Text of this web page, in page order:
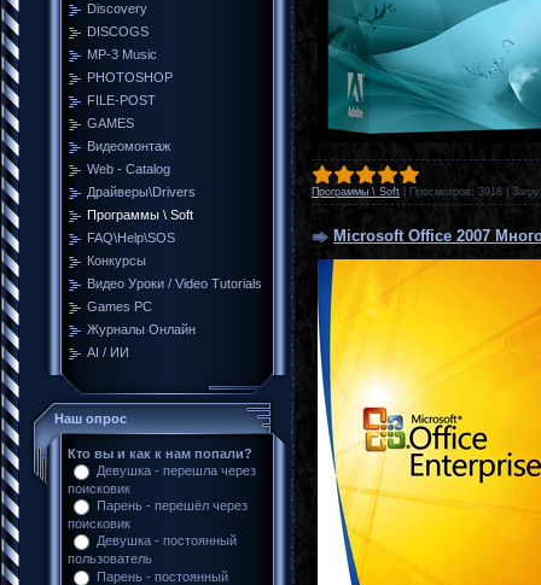
Discovery
DISCOGS
MP-3 Music
PHOTOSHOP
FILE-POST
GAMES
Видеомонтаж
Web - Catalog
Драйверы\Drivers
Программы \ Soft
FAQ\Help\SOS
Конкурсы
Видео Уроки / Video Tutorials
Games PC
Журналы Онлайн
AI / ИИ
Наш опрос
Кто вы и как к нам попали?
Девушка - перешла через
поисковик
Парень - перешёл через
поисковик
Девушка - постоянный
пользователь
Парень - постоянный
Программы \ Soft Просмотров: 3918
Microsoft Office 2007